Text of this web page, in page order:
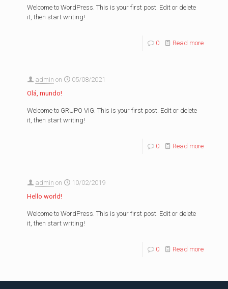
Welcome to WordPress. This is your first post. Edit or delete
it, then start writing!
0 Read more
admin on
05/08/2021
Olá, mundo!
Welcome to GRUPO VIG. This is your first post. Edit or delete
it, then start writing!
0 Read more
admin on
10/02/2019
Hello world!
Welcome to WordPress. This is your first post. Edit or delete
it, then start writing!
0 Read more